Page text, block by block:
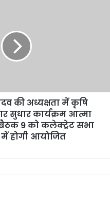
की अध्यक्षता में कृषि
सुधार कार्यक्रम आत्मा
बैठक 9 को कलेक्ट्रेट सभा
होगी आयोजित